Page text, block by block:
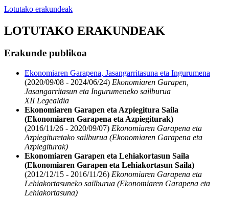
Lotutako erakundeak
LOTUTAKO ERAKUNDEAK
Erakunde publikoa
Ekonomiaren Garapena, Jasangarritasuna eta Ingurumena
(2020/09/08 - 2024/06/24) Ekonomiaren Garapen,
Jasangarritasun eta Ingurumeneko sailburua
XII Legealdia
Ekonomiaren Garapen eta Azpiegitura Saila
(Ekonomiaren Garapena eta Azpiegiturak)
(2016/11/26 - 2020/09/07) Ekonomiaren Garapena eta
Azpiegituretako sailburua (Ekonomiaren Garapena eta
Azpiegiturak)
Ekonomiaren Garapen eta Lehiakortasun Saila
(Ekonomiaren Garapen eta Lehiakortasun Saila)
(2012/12/15 - 2016/11/26) Ekonomiaren Garapena eta
Lehiakortasuneko sailburua (Ekonomiaren Garapena eta
Lehiakortasuna)